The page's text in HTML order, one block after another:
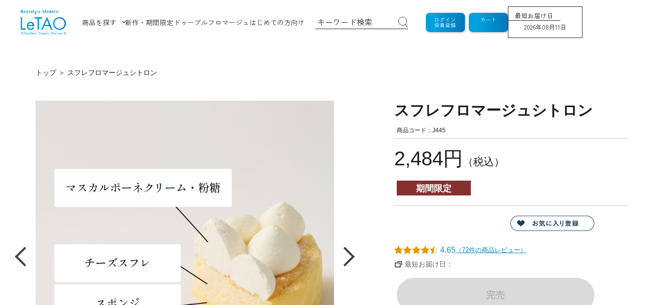
商品を探す 新作・期間限定 ドゥーブルフロマージュ はじめての方向け ログイン
会員登録
カート
最短お届け日
2026年08月11日
トップ ＞ スフレフロマージュシトロン
スフレフロマージュシトロン
商品コード：J445
2,484円 （税込）
期間限定
4.65 （72件の商品レビュー）
最短お届け日：
完売